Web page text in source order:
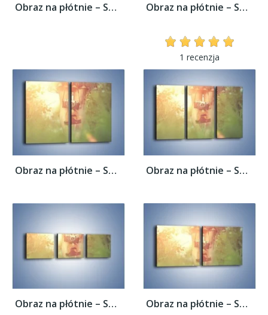
Obraz na płótnie – Spacer z aparatem –... Obraz na płótnie – Spacer z aparatem –...
1 recenzja
Obraz na płótnie – Spacer z aparatem –... Obraz na płótnie – Spacer z aparatem –...
Obraz na płótnie – Spacer z aparatem –... Obraz na płótnie – Spacer z aparatem –...